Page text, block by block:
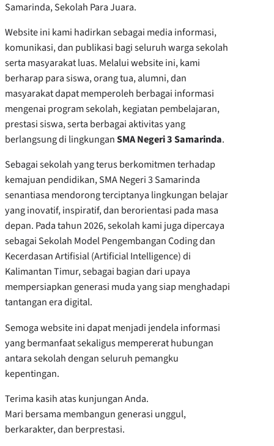
Samarinda, Sekolah Para Juara.
Website ini kami hadirkan sebagai media informasi,
komunikasi, dan publikasi bagi seluruh warga sekolah
serta masyarakat luas. Melalui website ini, kami
berharap para siswa, orang tua, alumni, dan
masyarakat dapat memperoleh berbagai informasi
mengenai program sekolah, kegiatan pembelajaran,
prestasi siswa, serta berbagai aktivitas yang
berlangsung di lingkunganSMA Negeri 3 Samarinda.
Sebagai sekolah yang terus berkomitmen terhadap
kemajuan pendidikan, SMA Negeri 3 Samarinda
senantiasa mendorong terciptanya lingkungan belajar
yang inovatif, inspiratif, dan berorientasi pada masa
depan. Pada tahun 2026, sekolah kami juga dipercaya
sebagai Sekolah Model Pengembangan Coding dan
Kecerdasan Artifisial (Artificial Intelligence) di
Kalimantan Timur, sebagai bagian dari upaya
mempersiapkan generasi muda yang siap menghadapi
tantangan era digital.
Semoga website ini dapat menjadi jendela informasi
yang bermanfaat sekaligus mempererat hubungan
antara sekolah dengan seluruh pemangku
kepentingan.
Terima kasih atas kunjungan Anda.
Mari bersama membangun generasi unggul,
berkarakter, dan berprestasi.